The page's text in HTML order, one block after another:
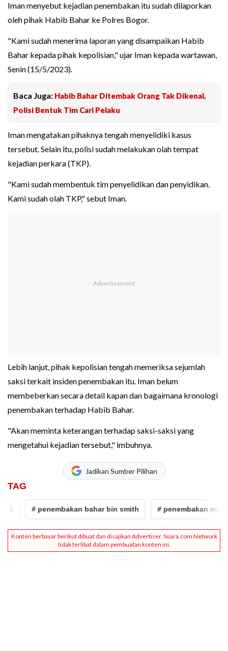
Iman menyebut kejadian penembakan itu sudah dilaporkan
oleh pihak Habib Bahar ke Polres Bogor.
"Kami sudah menerima laporan yang disampaikan Habib
Bahar kepada pihak kepolisian," ujar Iman kepada wartawan,
Senin (15/5/2023).
Baca Juga: Habib Bahar Ditembak Orang Tak Dikenal,
Polisi Bentuk Tim Cari Pelaku
Iman mengatakan pihaknya tengah menyelidiki kasus
tersebut. Selain itu, polisi sudah melakukan olah tempat
kejadian perkara (TKP).
"Kami sudah membentuk tim penyelidikan dan penyidikan.
Kami sudah olah TKP," sebut Iman.
Lebih lanjut, pihak kepolisian tengah memeriksa sejumlah
saksi terkait insiden penembakan itu. Iman belum
membeberkan secara detail kapan dan bagaimana kronologi
penembakan terhadap Habib Bahar.
"Akan meminta keterangan terhadap saksi-saksi yang
mengetahui kejadian tersebut," imbuhnya.
Jadikan Sumber Pilihan
TAG
# penembakan bahar bin smith # penembakan misterius